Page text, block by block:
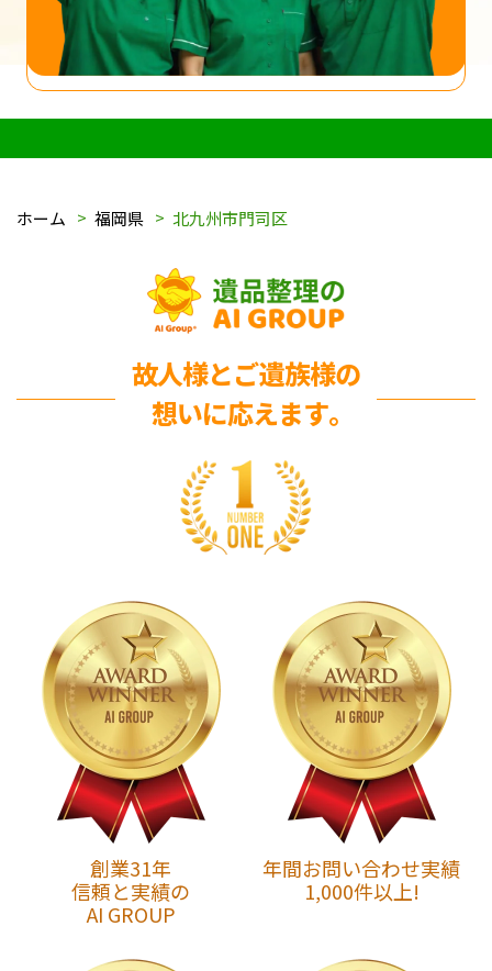
ホーム 福岡県 北九州市門司区
故人様とご遺族様の
想いに応えます｡
創業31年
信頼と実績の
AI GROUP
年間お問い合わせ実績
1,000件以上!